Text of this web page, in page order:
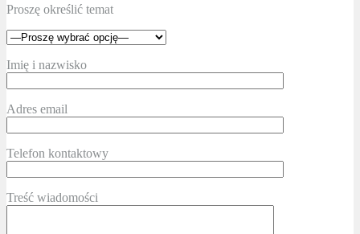
Proszę określić temat
Imię i nazwisko
Adres email
Telefon kontaktowy
Treść wiadomości